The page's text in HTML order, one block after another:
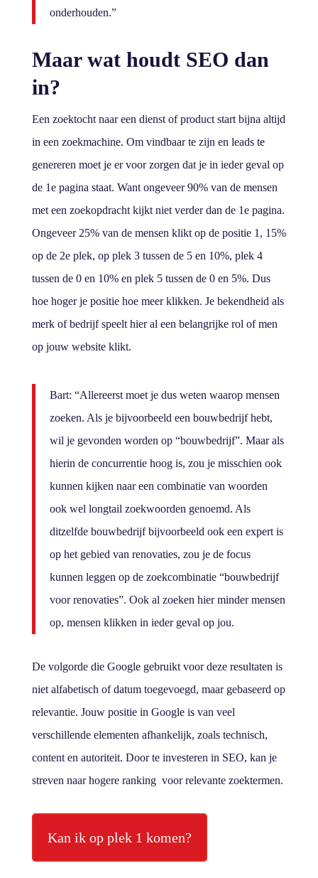
onderhouden.”
Maar wat houdt SEO dan
in?
Een zoektocht naar een dienst of product start bijna altijd
in een zoekmachine. Om vindbaar te zijn en leads te
genereren moet je er voor zorgen dat je in ieder geval op
de 1epagina staat. Want ongeveer 90% van de mensen
met een zoekopdracht kijkt niet verder dan de 1epagina.
Ongeveer 25% van de mensen klikt op de positie 1, 15%
op de 2eplek, op plek 3 tussen de 5 en 10%, plek 4
tussen de 0 en 10% en plek 5 tussen de 0 en 5%. Dus
hoe hoger je positie hoe meer klikken. Je bekendheid als
merk of bedrijf speelt hier al een belangrijke rol of men
op jouw website klikt.
Bart: “Allereerst moet je dus weten waarop mensen
zoeken. Als je bijvoorbeeld een bouwbedrijf hebt,
wil je gevonden worden op “bouwbedrijf”. Maar als
hierin de concurrentie hoog is, zou je misschien ook
kunnen kijken naar een combinatie van woorden
ook wel longtail zoekwoorden genoemd. Als
ditzelfde bouwbedrijf bijvoorbeeld ook een expert is
op het gebied van renovaties, zou je de focus
kunnen leggen op de zoekcombinatie “bouwbedrijf
voor renovaties”. Ook al zoeken hier minder mensen
op, mensen klikken in ieder geval op jou.
De volgorde die Google gebruikt voor deze resultaten is
niet alfabetisch of datum toegevoegd, maar gebaseerd op
relevantie. Jouw positie in Google is van veel
verschillende elementen afhankelijk, zoals technisch,
content en autoriteit. Door te investeren in SEO, kan je
streven naar hogere ranking voor relevante zoektermen.
Kan ik op plek 1 komen?